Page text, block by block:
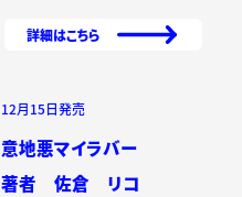
詳細はこちら
12月15日発売
意地悪マイラバー
著者 佐倉 リコ